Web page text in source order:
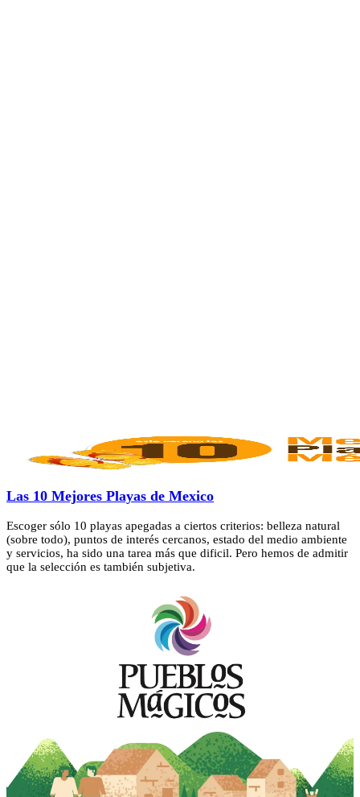
Las 10 Mejores Playas de Mexico
Escoger sólo 10 playas apegadas a ciertos criterios: belleza natural
(sobre todo), puntos de interés cercanos, estado del medio ambiente
y servicios, ha sido una tarea más que dificil. Pero hemos de admitir
que la selección es también subjetiva.